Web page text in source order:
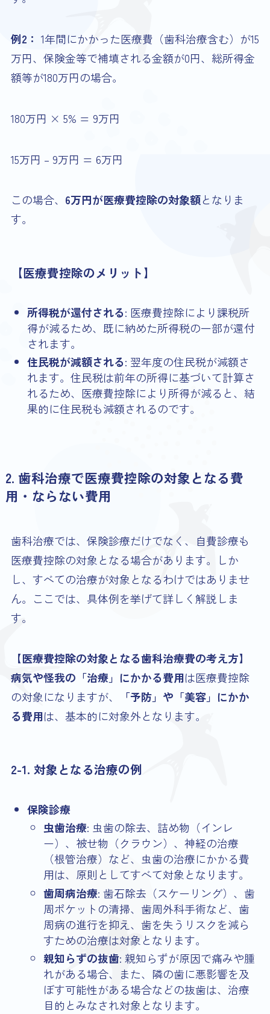
例2： 1年間にかかった医療費（歯科治療含む）が15
万円、保険金等で補填される金額が0円、総所得金
額等が180万円の場合。
180万円 × 5% = 9万円
15万円 – 9万円 = 6万円
この場合、 6万円が医療費控除の対象額となりま
す。
【医療費控除のメリット】
所得税が還付される: 医療費控除により課税所
得が減るため、既に納めた所得税の一部が還付
されます。
住民税が減額される: 翌年度の住民税が減額さ
れます。住民税は前年の所得に基づいて計算さ
れるため、医療費控除により所得が減ると、結
果的に住民税も減額されるのです。
2. 歯科治療で医療費控除の対象となる費
用・ならない費用
歯科治療では、保険診療だけでなく、自費診療も
医療費控除の対象となる場合があります。しか
し、すべての治療が対象となるわけではありませ
ん。ここでは、具体例を挙げて詳しく解説しま
す。
【医療費控除の対象となる歯科治療費の考え方】
病気や怪我の「治療」にかかる費用は医療費控除
の対象になりますが、
「予防」や「美容」にかか
る費用は、基本的に対象外となります。
2-1. 対象となる治療の例
保険診療
虫歯治療: 虫歯の除去、詰め物（インレ
ー）、被せ物（クラウン）、神経の治療
（根管治療）など、虫歯の治療にかかる費
用は、原則としてすべて対象となります。
歯周病治療: 歯石除去（スケーリング）、歯
周ポケットの清掃、歯周外科手術など、歯
周病の進行を抑え、歯を失うリスクを減ら
すための治療は対象となります。
親知らずの抜歯: 親知らずが原因で痛みや腫
れがある場合、また、隣の歯に悪影響を及
ぼす可能性がある場合などの抜歯は、治療
目的とみなされ対象となります。